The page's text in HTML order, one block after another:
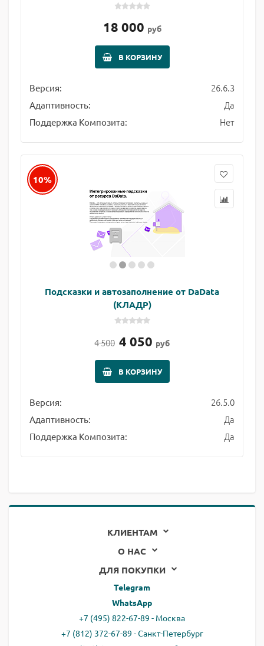
18 000 руб
В КОРЗИНУ
Версия: 26.6.3
Адаптивность: Да
Поддержка Композита: Нет
10%
Подсказки и автозаполнение от DaData
(КЛАДР)
4 500 4 050 руб
В КОРЗИНУ
Версия: 26.5.0
Адаптивность: Да
Поддержка Композита: Да
КЛИЕНТАМ
О НАС
ДЛЯ ПОКУПКИ
Telegram
WhatsApp
+7 (495) 822-67-89 - Москва
+7 (812) 372-67-89 - Санкт-Петербург